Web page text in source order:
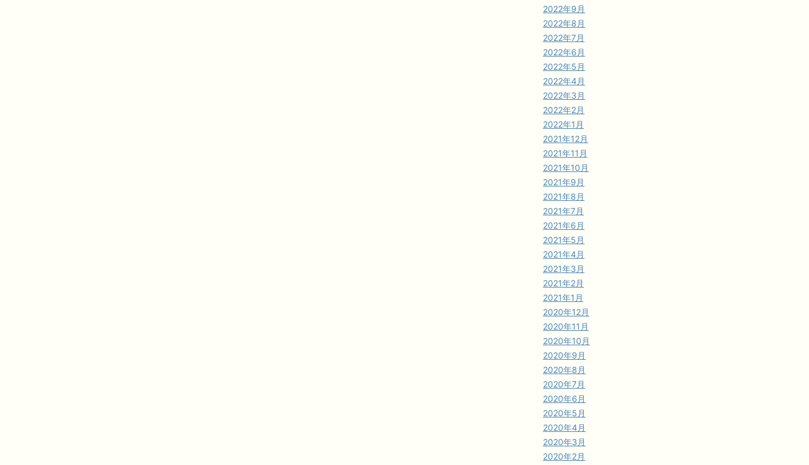
2022年9月
2022年8月
2022年7月
2022年6月
2022年5月
2022年4月
2022年3月
2022年2月
2022年1月
2021年12月
2021年11月
2021年10月
2021年9月
2021年8月
2021年7月
2021年6月
2021年5月
2021年4月
2021年3月
2021年2月
2021年1月
2020年12月
2020年11月
2020年10月
2020年9月
2020年8月
2020年7月
2020年6月
2020年5月
2020年4月
2020年3月
2020年2月